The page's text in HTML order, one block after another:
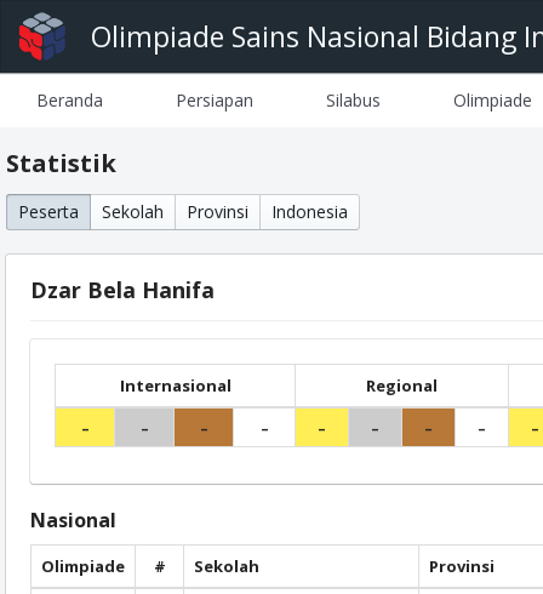
Olimpiade Sains Nasional Bidang
Beranda Persiapan Silabus Olimpiade
Statistik
Peserta Sekolah Provinsi Indonesia
Dzar Bela Hanifa
Internasional Regional
- - - - - - - - -
Nasional
Olimpiade # Sekolah
Provinsi